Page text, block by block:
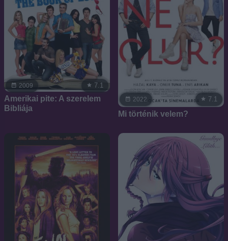
2009 7.1
Amerikai pite: A szerelem
Bibliája
2022 7.1
Mi történik velem?